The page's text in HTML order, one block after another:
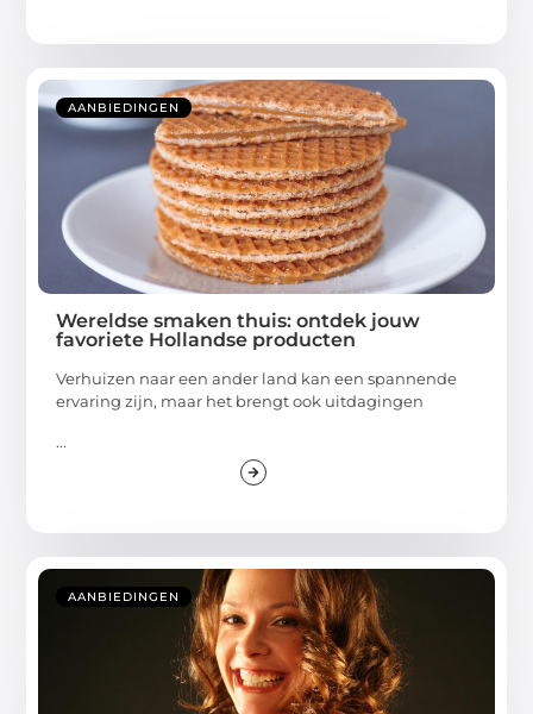
AANBIEDINGEN
Wereldse smaken thuis: ontdek jouw
favoriete Hollandse producten
Verhuizen naar een ander land kan een spannende
ervaring zijn, maar het brengt ook uitdagingen
...
AANBIEDINGEN